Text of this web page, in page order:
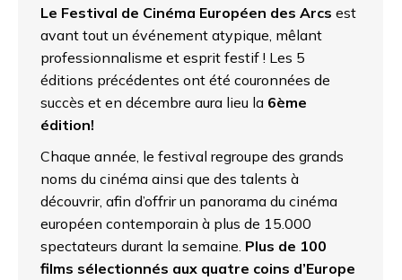
Le Festival de Cinéma Européen des Arcs est
avant tout un événement atypique, mêlant
professionnalisme et esprit festif ! Les 5
éditions précédentes ont été couronnées de
succès et en décembre aura lieu la 6ème
édition!
Chaque année, le festival regroupe des grands
noms du cinéma ainsi que des talents à
découvrir, afin d’offrir un panorama du cinéma
européen contemporain à plus de 15.000
spectateurs durant la semaine. Plus de 100
films sélectionnés aux quatre coins d’Europe